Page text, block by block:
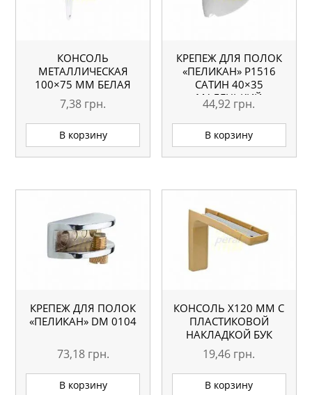
КОНСОЛЬ
МЕТАЛЛИЧЕСКАЯ
100×75 ММ БЕЛАЯ
7,38 грн.
В корзину
КРЕПЕЖ ДЛЯ ПОЛОК
«ПЕЛИКАН» Р1516
САТИН 40×35
МАЛЕНЬКИЙ
44,92 грн.
В корзину
КРЕПЕЖ ДЛЯ ПОЛОК
«ПЕЛИКАН» DM 0104
73,18 грн.
В корзину
КОНСОЛЬ Х120 ММ С
ПЛАСТИКОВОЙ
НАКЛАДКОЙ БУК
19,46 грн.
В корзину